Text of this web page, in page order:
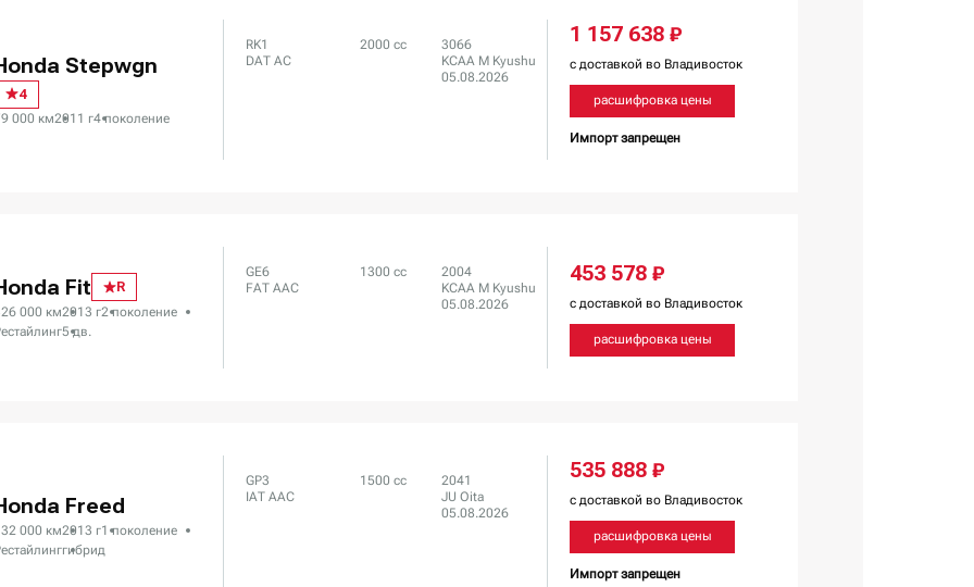
Stepwgn
4
000 км2011 г4 поколение
RK1
DAT AC
2000 сс
3066
KCAA M Kyushu
05.08.2026
1 157 638 ₽
с доставкой во Владивосток
расшифровка цены
Импорт запрещен
Fit
R
000 км2013 г2 поколение
5 дв.
GE6
FAT AAC
1300 сс
2004
KCAA M Kyushu
05.08.2026
453 578 ₽
с доставкой во Владивосток
расшифровка цены
Freed
000 км2013 г1 поколение
гибрид
GP3
IAT AAC
1500 сс
2041
JU Oita
05.08.2026
535 888 ₽
с доставкой во Владивосток
расшифровка цены
Импорт запрещен